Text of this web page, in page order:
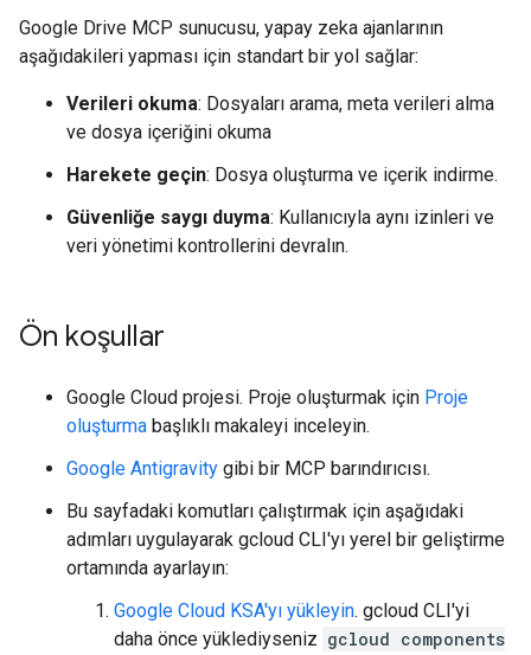
Google Drive MCP sunucusu, yapay zeka ajanlarının
aşağıdakileri yapması için standart bir yol sağlar:
Verileri okuma: Dosyaları arama, meta verileri alma
ve dosya içeriğini okuma
Harekete geçin: Dosya oluşturma ve içerik indirme.
Güvenliğe saygı duyma: Kullanıcıyla aynı izinleri ve
veri yönetimi kontrollerini devralın.
Ön koşullar
Google Cloud projesi. Proje oluşturmak için Proje
oluşturma başlıklı makaleyi inceleyin.
Google Antigravity gibi bir MCP barındırıcısı.
Bu sayfadaki komutları çalıştırmak için aşağıdaki
adımları uygulayarak gcloud CLI'yı yerel bir geliştirme
ortamında ayarlayın:
Google Cloud KSA'yı yükleyin. gcloud CLI'yi
daha önce yüklediyseniz gcloud components